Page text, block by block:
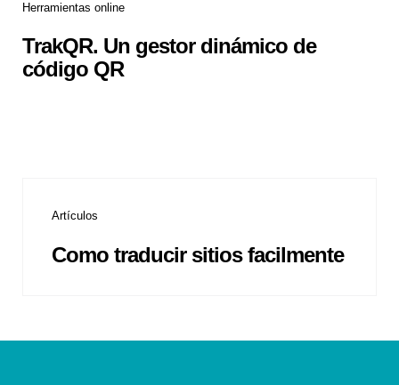
Herramientas online
TrakQR. Un gestor dinámico de
código QR
Artículos
Como traducir sitios facilmente